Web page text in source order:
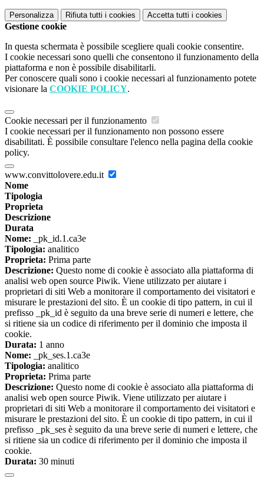
Personalizza Rifiuta tutti i cookies Accetta tutti i cookies
Gestione cookie
In questa schermata è possibile scegliere quali cookie consentire.
I cookie necessari sono quelli che consentono il funzionamento della
piattaforma e non è possibile disabilitarli.
Per conoscere quali sono i cookie necessari al funzionamento potete
visionare la COOKIE POLICY.
Cookie necessari per il funzionamento
I cookie necessari per il funzionamento non possono essere
disabilitati. È possibile consultare l'elenco nella pagina della cookie
policy.
www.convittolovere.edu.it
Nome
Tipologia
Proprieta
Descrizione
Durata
Nome: _pk_id.1.ca3e
Tipologia: analitico
Proprieta: Prima parte
Descrizione: Questo nome di cookie è associato alla piattaforma di
analisi web open source Piwik. Viene utilizzato per aiutare i
proprietari di siti Web a monitorare il comportamento dei visitatori e
misurare le prestazioni del sito. È un cookie di tipo pattern, in cui il
prefisso _pk_id è seguito da una breve serie di numeri e lettere, che
si ritiene sia un codice di riferimento per il dominio che imposta il
cookie.
Durata: 1 anno
Nome: _pk_ses.1.ca3e
Tipologia: analitico
Proprieta: Prima parte
Descrizione: Questo nome di cookie è associato alla piattaforma di
analisi web open source Piwik. Viene utilizzato per aiutare i
proprietari di siti Web a monitorare il comportamento dei visitatori e
misurare le prestazioni del sito. È un cookie di tipo pattern, in cui il
prefisso _pk_ses è seguito da una breve serie di numeri e lettere, che
si ritiene sia un codice di riferimento per il dominio che imposta il
cookie.
Durata: 30 minuti